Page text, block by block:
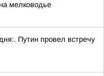
мелководье
Путин провел встречу